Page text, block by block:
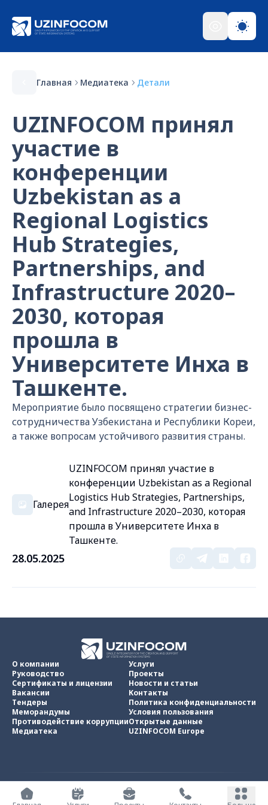
Главная Медиатека Детали
UZINFOCOM принял
участие в
конференции
Uzbekistan as a
Regional Logistics
Hub Strategies,
Partnerships, and
Infrastructure 2020–
2030, которая
прошла в
Университете Инха в
Ташкенте.
Мероприятие было посвящено стратегии бизнес-
сотрудничества Узбекистана и Республики Кореи,
а также вопросам устойчивого развития страны.
Галерея
UZINFOCOM принял участие в
конференции Uzbekistan as a Regional
Logistics Hub Strategies, Partnerships,
and Infrastructure 2020–2030, которая
прошла в Университете Инха в
Ташкенте.
28.05.2025
О компании
Руководство
Сертификаты и лицензии
Вакансии
Тендеры
Меморандумы
Противодействие коррупции
Медиатека
Услуги
Проекты
Новости и статьи
Контакты
Политика конфиденциальности
Условия пользования
Открытые данные
UZINFOCOM Europe
UZINFOCOM © 2002 - 2026
Все права защищены